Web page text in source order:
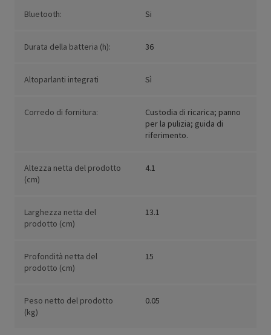
Bluetooth: Si
Durata della batteria (h): 36
Altoparlanti integrati Sì
Corredo di fornitura:
Custodia di ricarica; panno
per la pulizia; guida di
riferimento.
Altezza netta del prodotto
(cm)
4.1
Larghezza netta del
prodotto (cm)
13.1
Profondità netta del
prodotto (cm)
15
Peso netto del prodotto
(kg)
0.05